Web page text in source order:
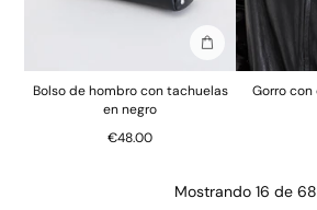
Añadir a la bolsa
Bolso de hombro con tachuelas
en negro
€48.00
Gorro
Mostrando 16 de 68